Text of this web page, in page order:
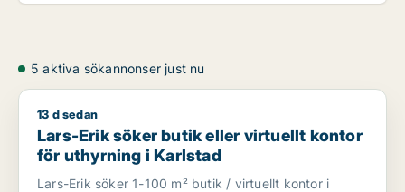
5 aktiva sökannonser just nu
Lars-Erik söker butik eller virtuellt kontor för uthyrning i
13 d sedan
Lars-Erik söker butik eller virtuellt kontor
för uthyrning i Karlstad
Lars-Erik söker 1-100 m² butik / virtuellt kontor i